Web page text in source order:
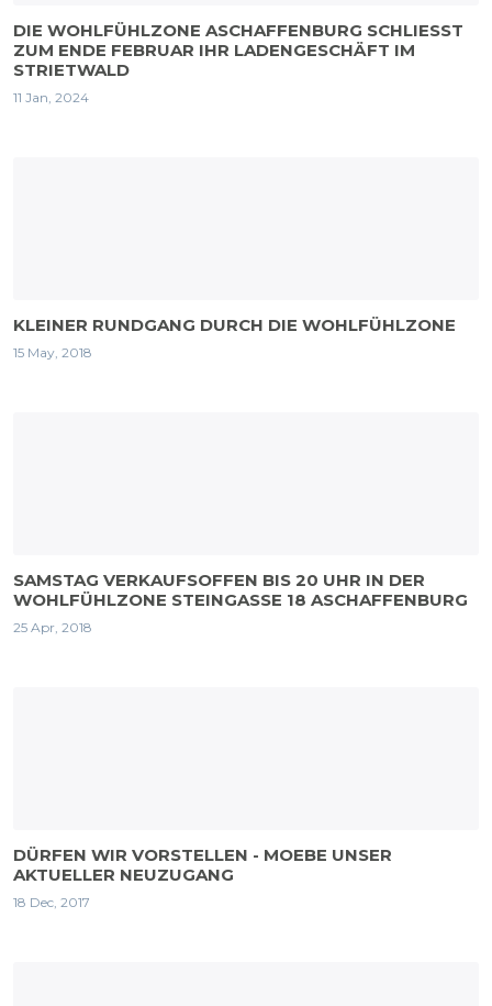
DIE WOHLFÜHLZONE ASCHAFFENBURG SCHLIESST Z
UM ENDE FEBRUAR IHR LADENGESCHÄFT IM S
TRIETWALD
11 Jan, 2024
KLEINER RUNDGANG DURCH DIE WOHLFÜHLZONE
15 May, 2018
SAMSTAG VERKAUFSOFFEN BIS 20 UHR IN DER
WOHLFÜHLZONE STEINGASSE 18 ASCHAFFENBURG
25 Apr, 2018
DÜRFEN WIR VORSTELLEN - MOEBE UNSER
AKTUELLER NEUZUGANG
18 Dec, 2017